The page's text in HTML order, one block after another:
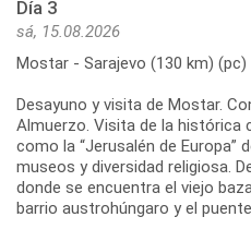
Día 3
sá, 15.08.2026
Mostar - Sarajevo (130 km) (pc)
Desayuno y visita de Mostar.
Almuerzo. Visita de la histórica
como la “Jerusalén de Europa”
museos y diversidad religiosa.
donde se encuentra el viejo